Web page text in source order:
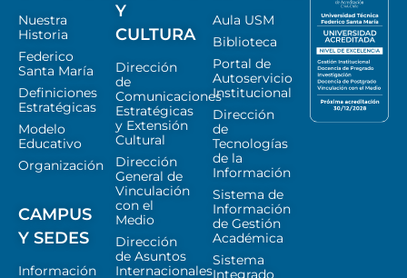
Nuestra
Historia
Federico
Santa María
Definiciones
Estratégicas
Modelo
Educativo
Organización
CAMPUS
Y SEDES
Información
Y
CULTURA
Dirección
de
Comunicaciones
Estratégicas
y Extensión
Cultural
Dirección
General de
Vinculación
con el
Medio
Dirección
de Asuntos
Internacionales
Aula USM
Biblioteca
Portal de
Autoservicio
Institucional
Dirección
de
Tecnologías
de la
Información
Sistema de
Información
de Gestión
Académica
Sistema
Integrado